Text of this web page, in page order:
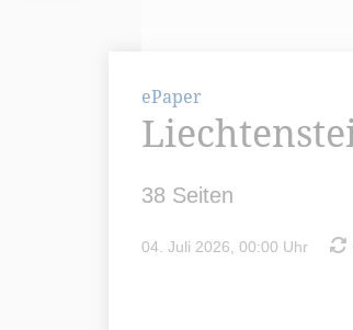
ePaper
38 Seiten
04. Juli 2026, 00:00 Uhr